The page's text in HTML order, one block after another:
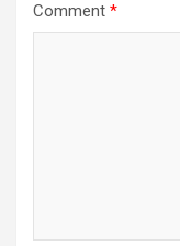
Comment *